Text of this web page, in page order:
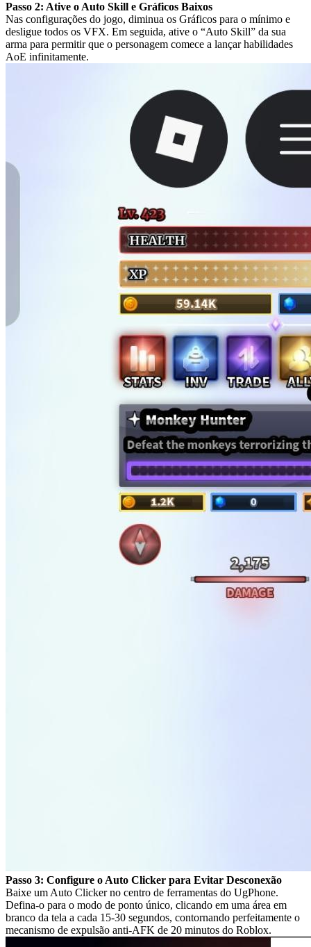
Passo 2: Ative o Auto Skill e Gráficos Baixos
Nas configurações do jogo, diminua os Gráficos para o mínimo e
desligue todos os VFX. Em seguida, ative o “Auto Skill” da sua
arma para permitir que o personagem comece a lançar habilidades
AoE infinitamente.
Passo 3: Configure o Auto Clicker para Evitar Desconexão
Baixe um Auto Clicker no centro de ferramentas do UgPhone.
Defina-o para o modo de ponto único, clicando em uma área em
branco da tela a cada 15-30 segundos, contornando perfeitamente o
mecanismo de expulsão anti-AFK de 20 minutos do Roblox.